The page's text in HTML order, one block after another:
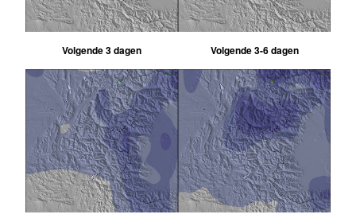
Volgende 3 dagen Volgende 3-6 dagen